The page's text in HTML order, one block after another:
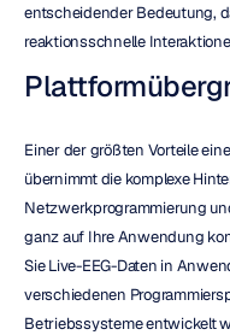
entscheidender Bedeutung,
reaktionsschnelle
Einer der größten Vorteile
übernimmt die komplexe
Netzwerkprogrammierung
ganz auf Ihre Anwendung
Sie Live-EEG-Daten in
verschiedenen
Betriebssysteme entwickelt